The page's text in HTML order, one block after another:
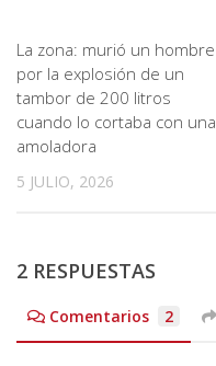
La zona: murió un hombre
por la explosión de un
tambor de 200 litros
cuando lo cortaba con una
amoladora
5 JULIO, 2026
2 RESPUESTAS
Comentarios 2